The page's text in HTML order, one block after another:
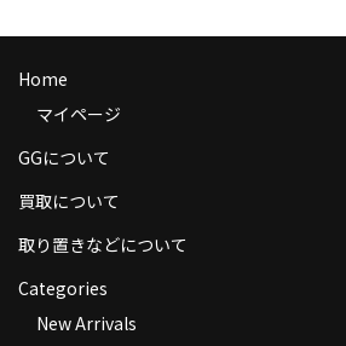
お支払い方法
返品
特定商取引法に基づく表示
Home
マイページ
GGについて
買取について
取り置きなどについて
Categories
New Arrivals